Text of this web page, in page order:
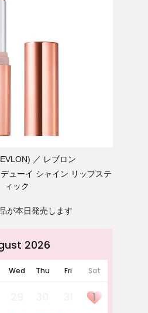
レブロン
ューイ シャイン リップステ
ィック
が本日発売します
2026
Wed Thu Fri Sat
1